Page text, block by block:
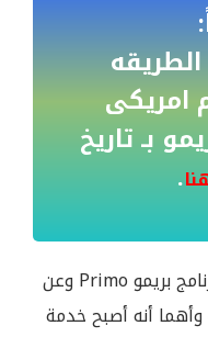
امريكى
بـ تاريخ
.
فى الموضوع السابق تكلمت عن برنامج بريمو Primo وعن
أنه أصبح خدمة